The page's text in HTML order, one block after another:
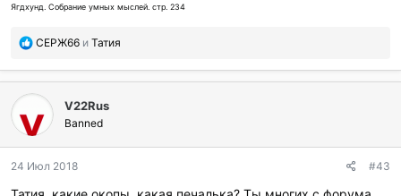
Ягдхунд. Собрание умных мыслей. стр. 234
П
б
г
о
а
СЕРЖ66 и Татия
V22Rus
Banned
24 Июл 2018 #43